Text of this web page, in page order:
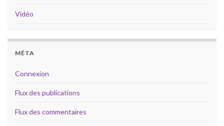
Vidéo
MÉTA
Connexion
Flux des publications
Flux des commentaires